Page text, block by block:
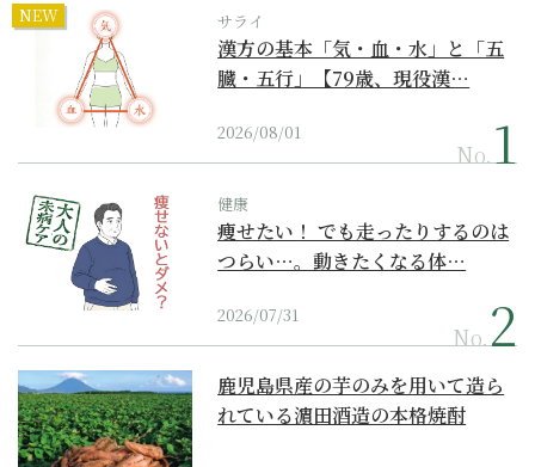
NEW サライ
漢方の基本「気・血・水」と「五
臓・五行」【79歳、現役漢…
2026/08/01
No.
健康
痩せたい！ でも走ったりするのは
つらい…。動きたくなる体…
2026/07/31
No.
鹿児島県産の芋のみを用いて造ら
れている濵田酒造の本格焼酎